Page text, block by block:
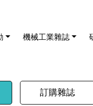
機械工業雜誌
訂購雜誌